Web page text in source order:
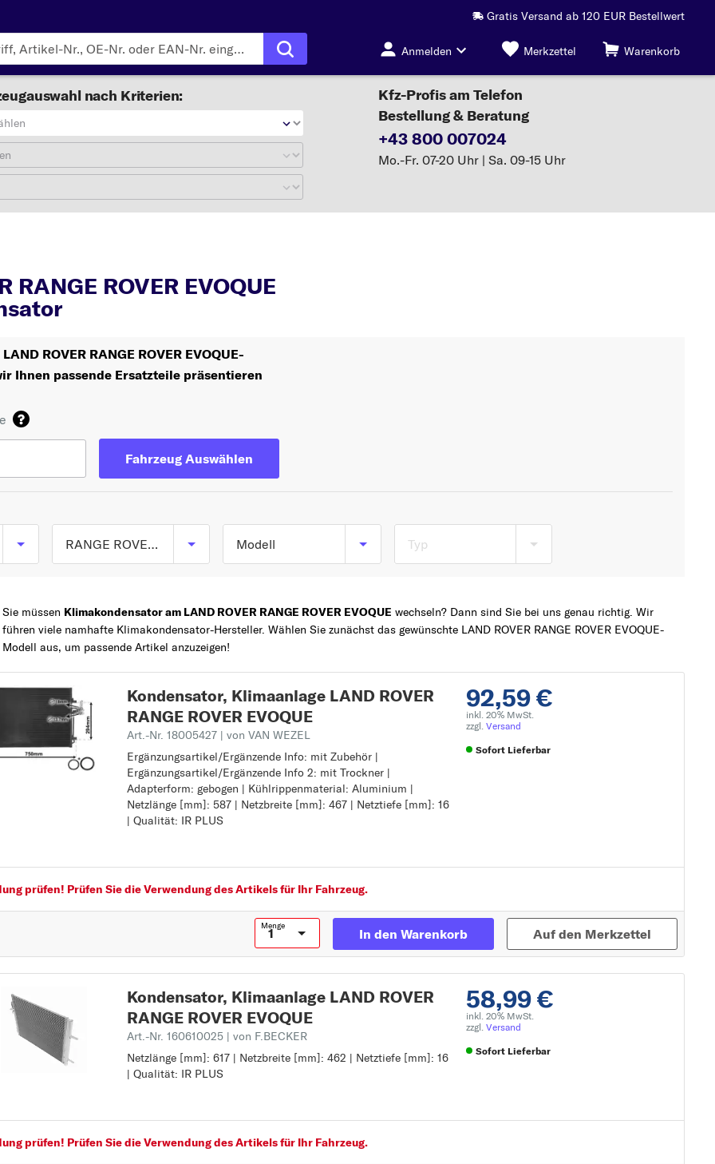
Gratis Versand ab 120 EUR Bestellwert
Anmelden Merkzettel Warenkorb
nach Kriterien:
Kfz-Profis am Telefon
Bestellung & Beratung
+43 800 007024
Mo.-Fr. 07-20 Uhr | Sa. 09-15 Uhr
RANGE ROVER EVOQUE
ROVER RANGE ROVER EVOQUE-
Ihnen passende Ersatzteile präsentieren
Fahrzeug Auswählen
RANGE ROVER EVOQUE
RANGE ROVER
EVOQUE
DISCOVERY
SPORT
FREELANDER 2
DEFENDER
DEFENDER
DISCOVERY
RANGE ROVER
RANGE ROVER
EVOQUE
RANGE ROVER
SPORT
Modell
EVOQUE (L538) ab
06/2011
(L538) ab 11/2015
Typ
Sie müssen Klimakondensator am LAND ROVER RANGE ROVER EVOQUE wechseln? Dann sind Sie bei uns genau richtig. Wir
führen viele namhafte Klimakondensator-Hersteller. Wählen Sie zunächst das gewünschte LAND ROVER RANGE ROVER EVOQUE-
Modell aus, um passende Artikel anzuzeigen!
92,59 €
inkl. 20% MwSt.
zzgl. Versand
Sofort Lieferbar
Kondensator, Klimaanlage LAND ROVER
RANGE ROVER EVOQUE
Art.-Nr. 18005427 | von VAN WEZEL
Ergänzungsartikel/Ergänzende Info: mit Zubehör |
Ergänzungsartikel/Ergänzende Info 2: mit Trockner |
Adapterform: gebogen | Kühlrippenmaterial: Aluminium |
Netzlänge [mm]: 587 | Netzbreite [mm]: 467 | Netztiefe [mm]: 16
| Qualität: IR PLUS
Ergänzungsartikel/Ergänzende Info: mit Zubehör
Ergänzungsartikel/Ergänzende Info 2: mit Trockner
Adapterform: gebogen
Kühlrippenmaterial: Aluminium
Netzlänge [mm]: 587
Qualität: IR PLUS
prüfen! Prüfen Sie die Verwendung des Artikels für Ihr Fahrzeug.
Menge
In den Warenkorb Auf den Merkzettel
58,99 €
inkl. 20% MwSt.
zzgl. Versand
Sofort Lieferbar
Kondensator, Klimaanlage LAND ROVER
RANGE ROVER EVOQUE
Art.-Nr. 160610025 | von F.BECKER
Netzlänge [mm]: 617 | Netzbreite [mm]: 462 | Netztiefe [mm]: 16
| Qualität: IR PLUS
Netzlänge [mm]: 617
Netzbreite [mm]: 462
prüfen! Prüfen Sie die Verwendung des Artikels für Ihr Fahrzeug.